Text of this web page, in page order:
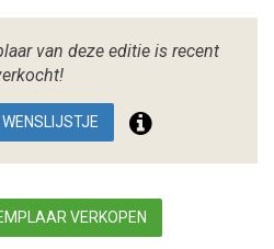
van deze editie is recent
VERKOPEN